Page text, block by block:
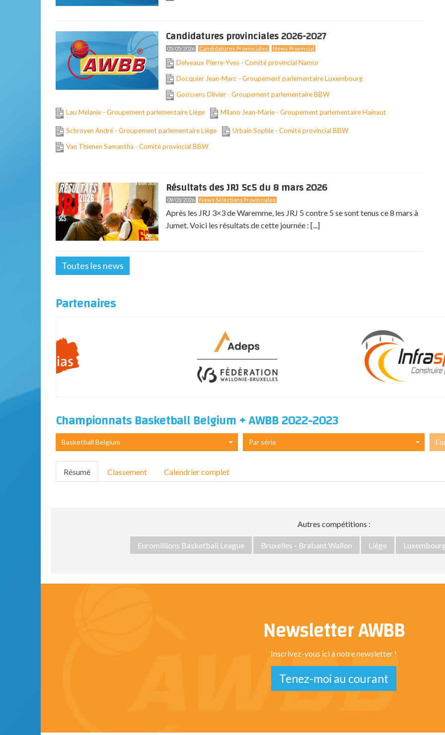
Candidatures provinciales 2026-2027
05/05/2026 Candidatures Provinciales News Provincial
Delveaux Pierre-Yves - Comité provincial Namur
Docquier Jean-Marc - Groupement parlementaire Luxembourg
Goossens Olivier - Groupement parlementaire BBW
Lau Mélanie - Groupement parlementaire Liège Milano Jean-Marie - Groupement parlementaire Hainaut
Schroyen André - Groupement parlementaire Liège Urbain Sophie - Comité provincial BBW
Van Thienen Samantha - Comité provincial BBW
Résultats des JRJ 5c5 du 8 mars 2026
09/03/2026 News Sélections Provinciales
Après les JRJ 3×3 de Waremme, les JRJ 5 contre 5 se sont tenus ce 8 mars à
Jumet. Voici les résultats de cette journée : [...]
Toutes les news
Partenaires
Championnats Basketball Belgium + AWBB 2022-2023
Basketball Belgium Par série
Résumé Classement Calendrier complet
Autres compétitions :
Euromillions Basketball League Bruxelles - Brabant Wallon Liège
Newsletter AWBB
Inscrivez-vous ici à notre newsletter !
Tenez-moi au courant